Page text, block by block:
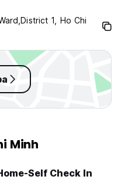
1, Ho Chi
Minh
Self Check In